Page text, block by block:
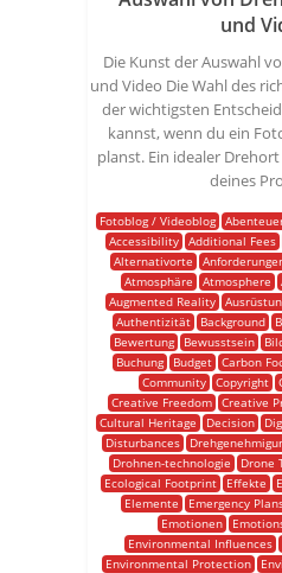
und
Die Kunst der Auswahl
und Video Die Wahl des
der wichtigsten
kannst, wenn du ein
planst. Ein idealer
deines
Fotoblog / Videoblog
Accessibility Additional Fees
Alternativorte
Atmosphäre
Atmosphere
Augmented Reality
Authentizität
Background
Bewertung
Bewusstsein
Buchung
Budget Carbon
Community Copyright
Creative Freedom Creative
Cultural Heritage
Decision
Disturbances
Drohnen-technologie
Drone
Ecological Footprint
Effekte
Elemente
Emergency
Emotionen
Environmental Influences
Environmental Protection